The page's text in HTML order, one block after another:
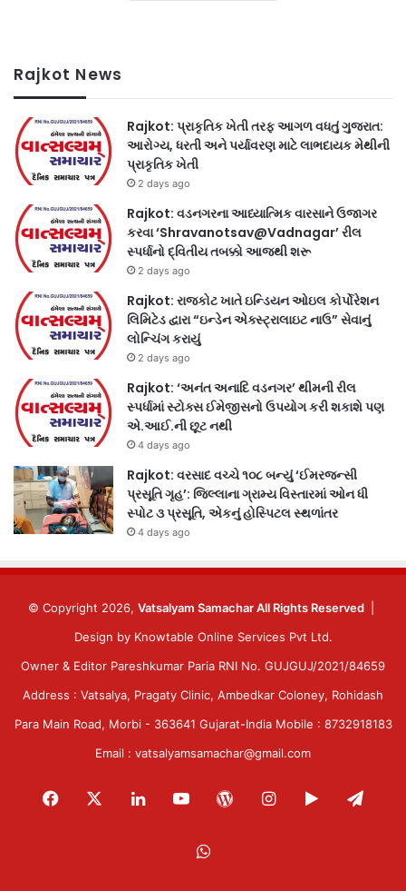
Rajkot News
Rajkot: પ્રાકૃતિક ખેતી તરફ આગળ વધતું ગુજરાત:
આરોગ્ય, ધરતી અને પર્યાવરણ માટે લાભદાયક મેથીની
પ્રાકૃતિક ખેતી
2 days ago
Rajkot: વડનગરના આધ્યાત્મિક વારસાને ઉજાગર
કરવા ‘Shravanotsav@Vadnagar’ રીલ
સ્પર્ધાનો દ્વિતીય તબક્કો આજથી શરૂ
2 days ago
Rajkot: રાજકોટ ખાતે ઇન્ડિયન ઓઇલ કોર્પોરેશન
લિમિટેડ દ્વારા “ઇન્ડેન એક્સ્ટ્રાલાઇટ નાઉ” સેવાનું
લોન્ચિંગ કરાયું
2 days ago
Rajkot: ‘અનંત અનાદિ વડનગર’ થીમની રીલ
સ્પર્ધામાં સ્ટોક્સ ઈમેજીસનો ઉપયોગ કરી શકાશે પણ
એ.આઈ.ની છૂટ નથી
4 days ago
Rajkot: વરસાદ વચ્ચે ૧૦૮ બન્યું ‘ઈમરજન્સી
પ્રસૂતિ ગૃહ’: જિલ્લાના ગ્રામ્ય વિસ્તારમાં ઓન ધી
સ્પોટ ૩ પ્રસૂતિ, એકનું હોસ્પિટલ સ્થળાંતર
4 days ago
© Copyright 2026, Vatsalyam Samachar All Rights Reserved
Design by Knowtable Online Services Pvt Ltd.
Owner & Editor Pareshkumar Paria RNI No. GUJGUJ/2021/84659
Address : Vatsalya, Pragaty Clinic, Ambedkar Coloney, Rohidash
Para Main Road, Morbi - 363641 Gujarat-India Mobile : 8732918183
Email : vatsalyamsamachar@gmail.com
Facebook LinkedInYouTubeWordPressInstagram
Google
WhatsApp